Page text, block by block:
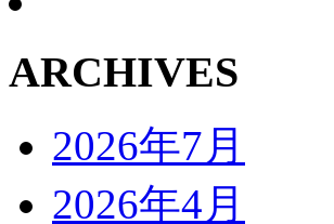
ARCHIVES
2026年7月
2026年4月